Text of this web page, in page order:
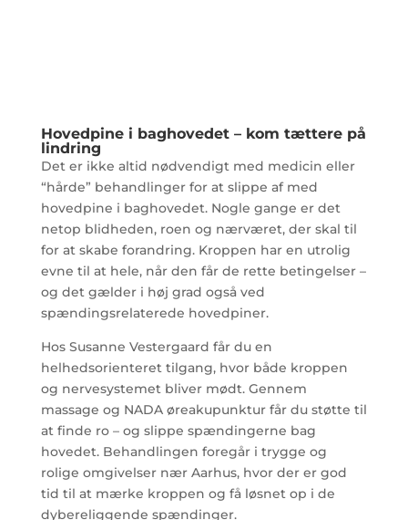
Hovedpine i baghovedet – kom tættere på
lindring
Det er ikke altid nødvendigt med medicin eller
“hårde” behandlinger for at slippe af med
hovedpine i baghovedet. Nogle gange er det
netop blidheden, roen og nærværet, der skal til
for at skabe forandring. Kroppen har en utrolig
evne til at hele, når den får de rette betingelser –
og det gælder i høj grad også ved
spændingsrelaterede hovedpiner.
Hos Susanne Vestergaard får du en
helhedsorienteret tilgang, hvor både kroppen
og nervesystemet bliver mødt. Gennem
massage og NADA øreakupunktur får du støtte til
at finde ro – og slippe spændingerne bag
hovedet. Behandlingen foregår i trygge og
rolige omgivelser nær Aarhus, hvor der er god
tid til at mærke kroppen og få løsnet op i de
dybereliggende spændinger.